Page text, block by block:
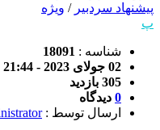
پیشنهاد سردبیر / ویژه
پ
شناسه : 18091
02 جولای 2023 - 21:44
305 بازدید
0 دیدگاه
ارسال توسط :